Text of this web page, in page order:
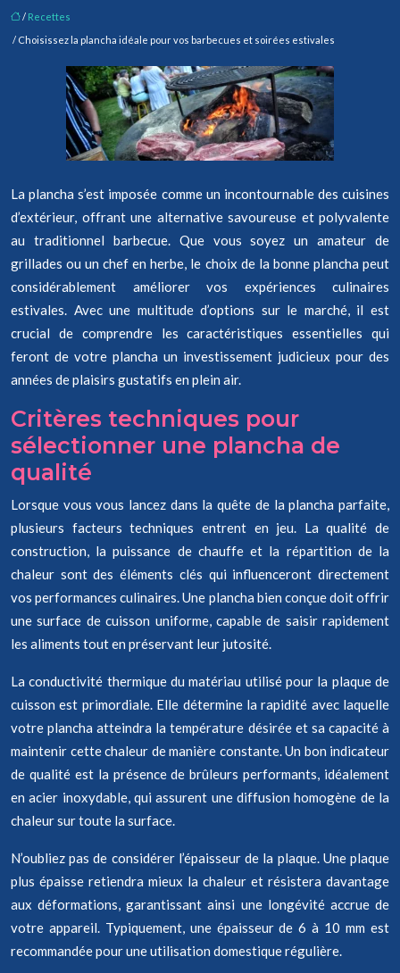
/ Recettes
/ Choisissez la plancha idéale pour vos barbecues et soirées estivales
La plancha s’est imposée comme un incontournable des cuisines
d’extérieur, offrant une alternative savoureuse et polyvalente
au traditionnel barbecue. Que vous soyez un amateur de
grillades ou un chef en herbe, le choix de la bonne plancha peut
considérablement améliorer vos expériences culinaires
estivales. Avec une multitude d’options sur le marché, il est
crucial de comprendre les caractéristiques essentielles qui
feront de votre plancha un investissement judicieux pour des
années de plaisirs gustatifs en plein air.
Critères techniques pour
sélectionner une plancha de
qualité
Lorsque vous vous lancez dans la quête de la plancha parfaite,
plusieurs facteurs techniques entrent en jeu. La qualité de
construction, la puissance de chauffe et la répartition de la
chaleur sont des éléments clés qui influenceront directement
vos performances culinaires. Une plancha bien conçue doit offrir
une surface de cuisson uniforme, capable de saisir rapidement
les aliments tout en préservant leur jutosité.
La conductivité thermique du matériau utilisé pour la plaque de
cuisson est primordiale. Elle détermine la rapidité avec laquelle
votre plancha atteindra la température désirée et sa capacité à
maintenir cette chaleur de manière constante. Un bon indicateur
de qualité est la présence de brûleurs performants, idéalement
en acier inoxydable, qui assurent une diffusion homogène de la
chaleur sur toute la surface.
N’oubliez pas de considérer l’épaisseur de la plaque. Une plaque
plus épaisse retiendra mieux la chaleur et résistera davantage
aux déformations, garantissant ainsi une longévité accrue de
votre appareil. Typiquement, une épaisseur de 6 à 10 mm est
recommandée pour une utilisation domestique régulière.